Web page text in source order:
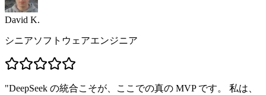
David K.
シニアソフトウェアエンジニア
"DeepSeek の統合こそが、ここでの真の MVP です。 私は、